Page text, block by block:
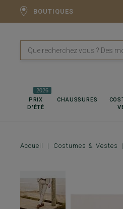
BOUTIQUES
PRIX
D'ÉTÉ
2026
CHAUSSURES
Accueil Costumes & Vestes